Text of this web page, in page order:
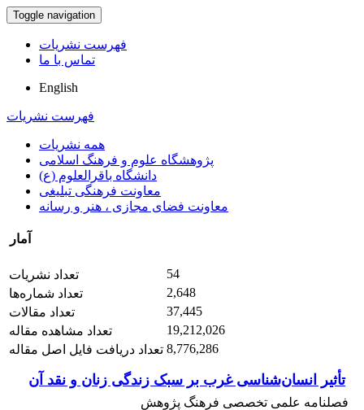
Toggle navigation
فهرست نشریات
تماس با ما
English
فهرست نشریات
همه نشریات
پژوهشگاه علوم و فرهنگ اسلامی
دانشگاه باقرالعلوم (ع)
معاونت فرهنگی تبلیغی
معاونت فضای مجازی ، هنر و رسانه
آمار
تعداد نشریات
54
تعداد شماره‌ها
2,648
تعداد مقالات
37,445
تعداد مشاهده مقاله
19,212,026
تعداد دریافت فایل اصل مقاله 8,776,286
تأثیر انسان‌‌شناسی غرب بر سبک زندگی زنان و نقد آن
فصلنامه علمی تخصصی فرهنگ پژوهش